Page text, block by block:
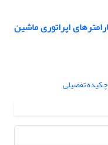
اپراتوری ماشین
چکیده تفصیلی